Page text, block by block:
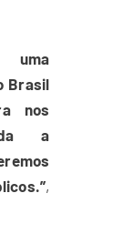
uma
Brasil
nos
a
,